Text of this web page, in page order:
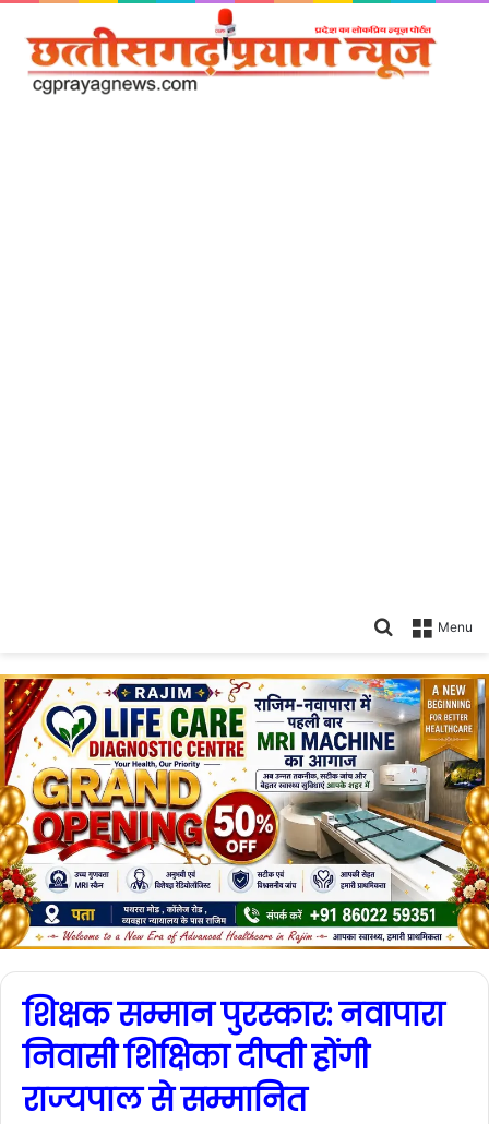
Menu
Search
शिक्षक सम्मान पुरस्कार: नवापारा
निवासी शिक्षिका दीप्ती होंगी
राज्यपाल से सम्मानित